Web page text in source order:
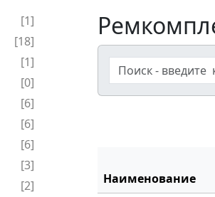
[1]
[18]
[1]
[0]
[6]
[6]
[6]
[3]
[2]
Наименование